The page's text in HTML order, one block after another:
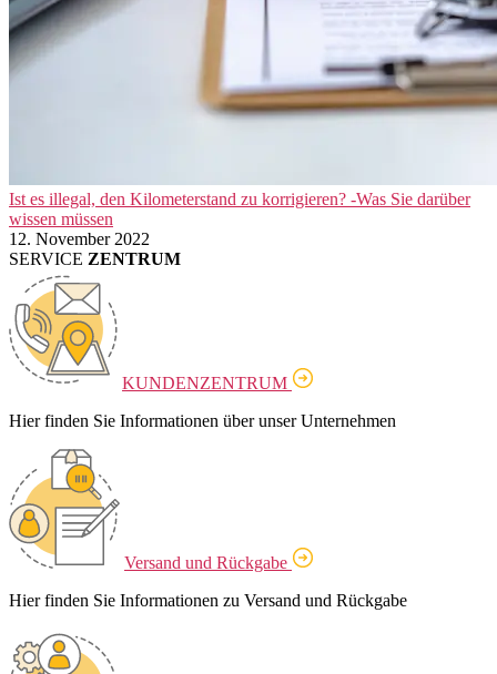
Ist es illegal, den Kilometerstand zu korrigieren? -Was Sie darüber
wissen müssen
12. November 2022
SERVICE ZENTRUM
KUNDENZENTRUM
Hier finden Sie Informationen über unser Unternehmen
Versand und Rückgabe
Hier finden Sie Informationen zu Versand und Rückgabe